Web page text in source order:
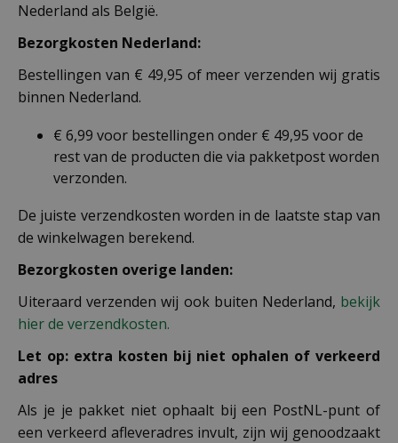
Nederland als België.
Bezorgkosten Nederland:
Bestellingen van € 49,95 of meer verzenden wij gratis
binnen Nederland.
€ 6,99 voor bestellingen onder € 49,95 voor de
rest van de producten die via pakketpost worden
verzonden.
De juiste verzendkosten worden in de laatste stap van
de winkelwagen berekend.
Bezorgkosten overige landen:
Uiteraard verzenden wij ook buiten Nederland, bekijk
hier de verzendkosten.
Let op: extra kosten bij niet ophalen of verkeerd
adres
Als je je pakket niet ophaalt bij een PostNL-punt of
een verkeerd afleveradres invult, zijn wij genoodzaakt